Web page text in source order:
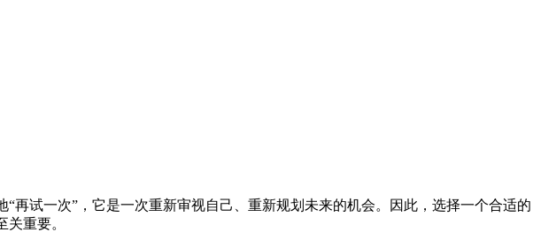
试一次”，它是一次重新审视自己、重新规划未来的机会。因此，选择一个合适的
重要。